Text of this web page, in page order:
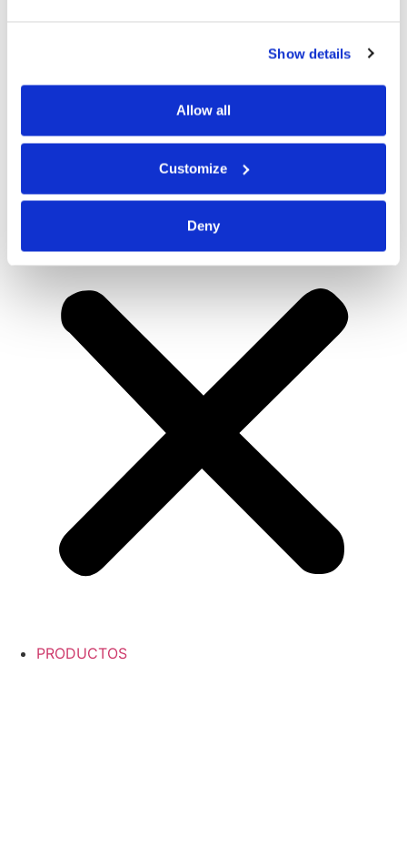
Show details
Allow all
Customize
Deny
PRODUCTOS